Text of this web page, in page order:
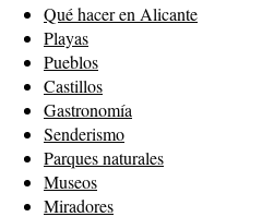
Qué hacer en Alicante
Playas
Pueblos
Castillos
Gastronomía
Senderismo
Parques naturales
Museos
Miradores